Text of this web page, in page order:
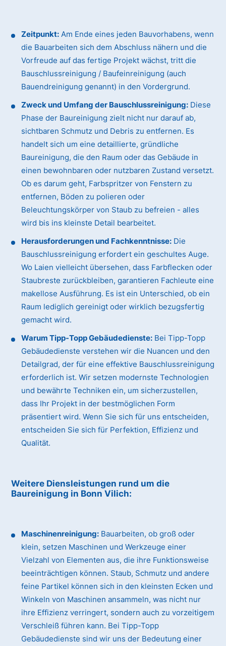
Zeitpunkt: Am Ende eines jeden Bauvorhabens, wenn
die Bauarbeiten sich dem Abschluss nähern und die
Vorfreude auf das fertige Projekt wächst, tritt die
Bauschlussreinigung / Baufeinreinigung (auch
Bauendreinigung genannt) in den Vordergrund.
Zweck und Umfang der Bauschlussreinigung: Diese
Phase der Baureinigung zielt nicht nur darauf ab,
sichtbaren Schmutz und Debris zu entfernen. Es
handelt sich um eine detaillierte, gründliche
Baureinigung, die den Raum oder das Gebäude in
einen bewohnbaren oder nutzbaren Zustand versetzt.
Ob es darum geht, Farbspritzer von Fenstern zu
entfernen, Böden zu polieren oder
Beleuchtungskörper von Staub zu befreien - alles
wird bis ins kleinste Detail bearbeitet.
Herausforderungen und Fachkenntnisse: Die
Bauschlussreinigung erfordert ein geschultes Auge.
Wo Laien vielleicht übersehen, dass Farbflecken oder
Staubreste zurückbleiben, garantieren Fachleute eine
makellose Ausführung. Es ist ein Unterschied, ob ein
Raum lediglich gereinigt oder wirklich bezugsfertig
gemacht wird.
Warum Tipp-Topp Gebäudedienste: Bei Tipp-Topp
Gebäudedienste verstehen wir die Nuancen und den
Detailgrad, der für eine effektive Bauschlussreinigung
erforderlich ist. Wir setzen modernste Technologien
und bewährte Techniken ein, um sicherzustellen,
dass Ihr Projekt in der bestmöglichen Form
präsentiert wird. Wenn Sie sich für uns entscheiden,
entscheiden Sie sich für Perfektion, Effizienz und
Qualität.
Weitere Diensleistungen rund um die
Baureinigung in Bonn Vilich:
Maschinenreinigung: Bauarbeiten, ob groß oder
klein, setzen Maschinen und Werkzeuge einer
Vielzahl von Elementen aus, die ihre Funktionsweise
beeinträchtigen können. Staub, Schmutz und andere
feine Partikel können sich in den kleinsten Ecken und
Winkeln von Maschinen ansammeln, was nicht nur
ihre Effizienz verringert, sondern auch zu vorzeitigem
Verschleiß führen kann. Bei Tipp-Topp
Gebäudedienste sind wir uns der Bedeutung einer